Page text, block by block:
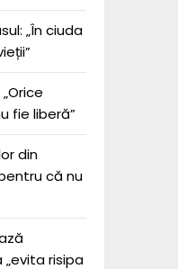
„În ciuda
fie liberă”
din
că nu
risipa